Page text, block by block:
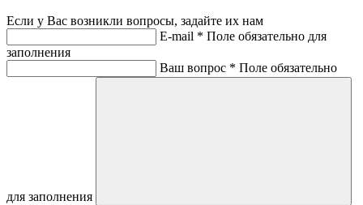
Если у Вас возникли вопросы, задайте их нам
E-mail * Поле обязательно для
заполнения
Ваш вопрос * Поле обязательно
для заполнения